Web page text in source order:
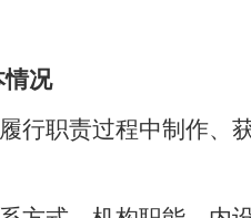
情况
行职责过程中制作、